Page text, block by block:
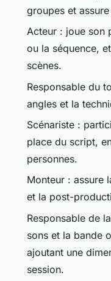
groupes et
Acteur : joue son
ou la séquence,
scènes.
Responsable du
angles et la
Scénariste :
place du script,
personnes.
Monteur : assure
et la post-
Responsable de
sons et la bande
ajoutant une
session.